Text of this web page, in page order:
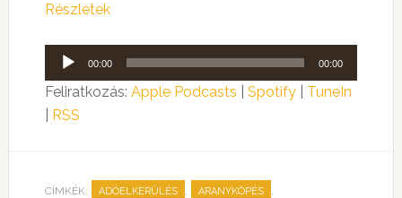
Részletek
Audió
lejátszó
00:00 00:00
Feliratkozás: Apple Podcasts Spotify| TuneIn
RSS
CÍMKÉK: ADÓELKERÜLÉS , ARANYKÖPÉS ,